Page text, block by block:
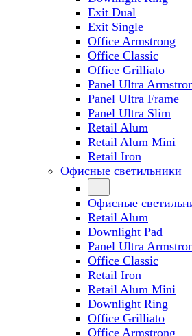
Exit Dual
Exit Single
Office Armstrong
Office Classic
Office Grilliato
Panel Ultra
Panel Ultra Frame
Panel Ultra Slim
Retail Alum
Retail Alum Mini
Retail Iron
Офисные светильники
Офисные
Retail Alum
Downlight Pad
Panel Ultra
Office Classic
Retail Iron
Retail Alum Mini
Downlight Ring
Office Grilliato
Office Armstrong